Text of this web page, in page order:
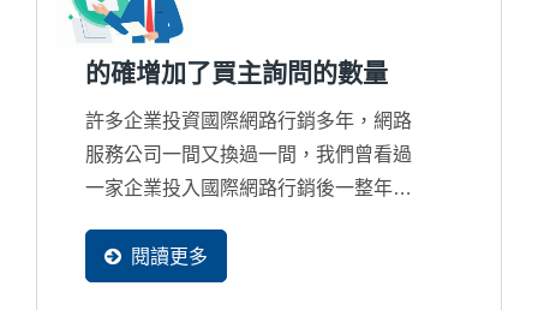
的確增加了買主詢問的數量
許多企業投資國際網路行銷多年，網路
服務公司一間又換過一間，我們曾看過
一家企業投入國際網路行銷後一整年才
信心，但買主在網路找尋資料的比率只
有更高沒有更少，所以這並不是該討論
閱讀更多